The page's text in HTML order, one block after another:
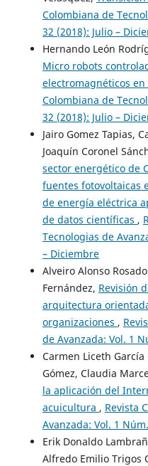
Colombiana de
32 (2018): Julio –
Hernando León
Micro robots
electromagnéticos
Colombiana de
32 (2018): Julio –
Jairo Gomez Tapias,
Joaquín Coronel
sector energético de
fuentes fotovoltaicas
de energía eléctrica
de datos científicas ,
Tecnologias de
– Diciembre
Alveiro Alonso
Fernández, Revisión
arquitectura
organizaciones ,
de Avanzada: Vol. 1
Carmen Liceth
Gómez, Claudia
la aplicación del
acuicultura , Revista
Avanzada: Vol. 1
Erik Donaldo
Alfredo Emilio Trigos